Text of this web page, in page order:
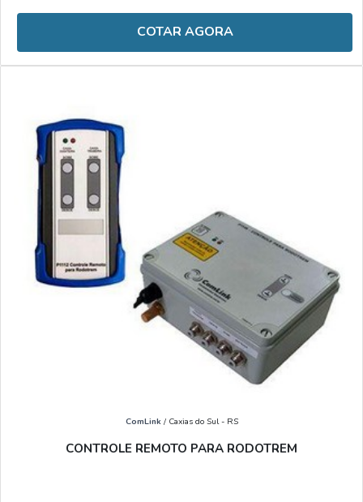
COTAR AGORA
ComLink/ Caxias do Sul - RS
CONTROLE REMOTO PARA RODOTREM